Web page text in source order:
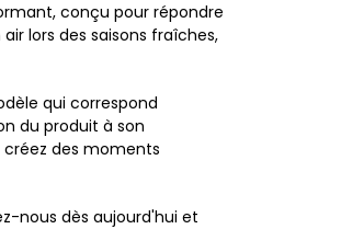
conçu pour répondre
lors des saisons fraîches,
qui correspond
du produit à son
des moments
nous dès aujourd'hui et